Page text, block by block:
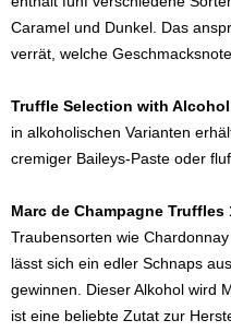
Caramel und Dunkel. Das
verrät, welche
Truffle Selection with
in alkoholischen Varianten
cremiger Baileys-Paste oder
Marc de Champagne Truffles
Traubensorten wie
lässt sich ein edler Schnaps
gewinnen. Dieser Alkohol wird
ist eine beliebte Zutat zur